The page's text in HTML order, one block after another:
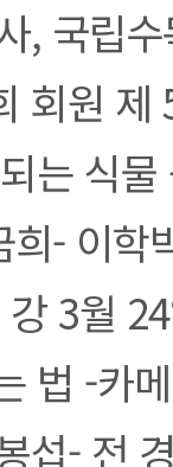
, 국립
회원 제
는 식
- 이학
3월
법 -카
섭- 전